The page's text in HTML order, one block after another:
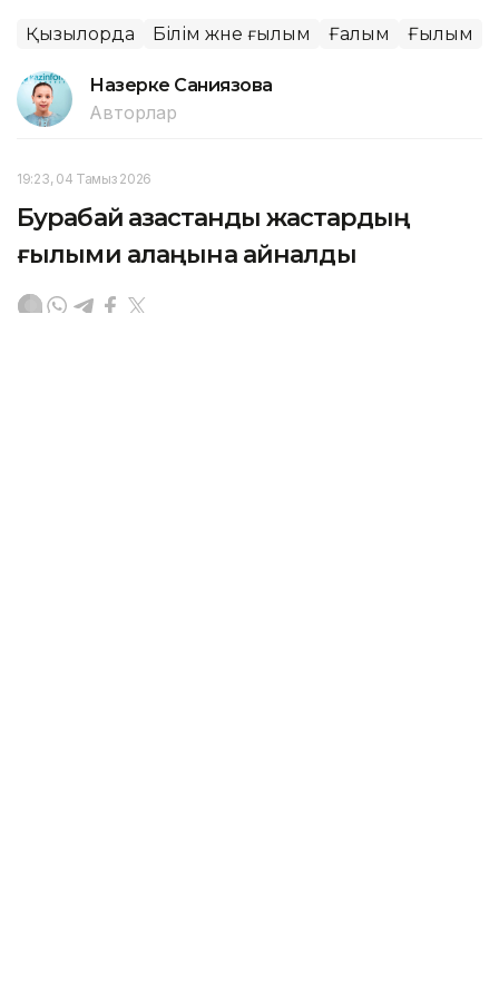
Қызылорда Білім және ғылым Ғалым Ғылым
Назерке Саниязова
Авторлар
19:23, 04 Тамыз 2026
Бурабай қазақстандық жастардың
ғылыми алаңына айналды